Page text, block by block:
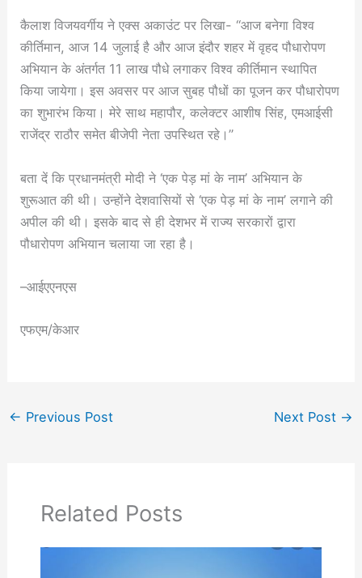
कैलाश विजयवर्गीय ने एक्स अकाउंट पर लिखा- “आज बनेगा विश्व
कीर्तिमान, आज 14 जुलाई है और आज इंदौर शहर में वृहद पौधारोपण
अभियान के अंतर्गत 11 लाख पौधे लगाकर विश्व कीर्तिमान स्थापित
किया जायेगा। इस अवसर पर आज सुबह पौधों का पूजन कर पौधारोपण
का शुभारंभ किया। मेरे साथ महापौर, कलेक्टर आशीष सिंह, एमआईसी
राजेंद्र राठौर समेत बीजेपी नेता उपस्थित रहे।”
बता दें कि प्रधानमंत्री मोदी ने ‘एक पेड़ मां के नाम’ अभियान के
शुरूआत की थी। उन्होंने देशवासियों से ‘एक पेड़ मां के नाम’ लगाने की
अपील की थी। इसके बाद से ही देशभर में राज्य सरकारों द्वारा
पौधारोपण अभियान चलाया जा रहा है।
–आईएएनएस
एफएम/केआर
← Previous Post Next Post →
Related Posts